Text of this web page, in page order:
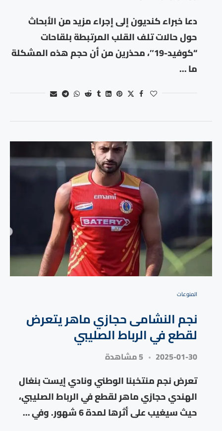
دعا خبراء كنديون إلى إجراء مزيد من الأبحاث
حول حالات تلف القلب المرتبطة بلقاحات
“كوفيد-19″، محذرين من أن حجم هذه المشكلة
ما …
المنوعات
نجم النشامى حجازي ماهر يتعرض
لقطع في الرباط الصليبي
2025-01-30 5 مشاهدة
تعرض نجم منتخبنا الوطني ونادي إيست بنغال
الهندي حجازي ماهر لقطع في الرباط الصليبي،
حيث سيغيب على أثرها لمدة 6 شهور. وفي …